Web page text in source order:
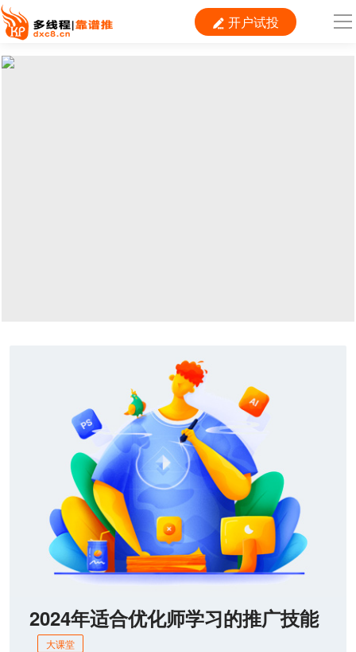
 开户试投
导
联系我们
2024年适合优化师学习的推广技能
大课堂